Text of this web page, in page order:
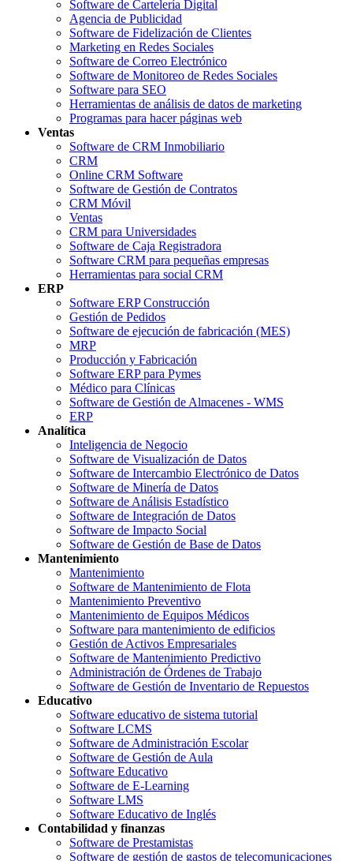
Software de Cartelería Digital
Agencia de Publicidad
Software de Fidelización de Clientes
Marketing en Redes Sociales
Software de Correo Electrónico
Software de Monitoreo de Redes Sociales
Software para SEO
Herramientas de análisis de datos de marketing
Programas para hacer páginas web
Ventas
Software de CRM Inmobiliario
CRM
Online CRM Software
Software de Gestión de Contratos
CRM Móvil
Ventas
CRM para Universidades
Software de Caja Registradora
Software CRM para pequeñas empresas
Herramientas para social CRM
ERP
Software ERP Construcción
Gestión de Pedidos
Software de ejecución de fabricación (MES)
MRP
Producción y Fabricación
Software ERP para Pymes
Médico para Clínicas
Software de Gestión de Almacenes - WMS
ERP
Analítica
Inteligencia de Negocio
Software de Visualización de Datos
Software de Intercambio Electrónico de Datos
Software de Minería de Datos
Software de Análisis Estadístico
Software de Integración de Datos
Software de Impacto Social
Software de Gestión de Base de Datos
Mantenimiento
Mantenimiento
Software de Mantenimiento de Flota
Mantenimiento Preventivo
Mantenimiento de Equipos Médicos
Software para mantenimiento de edificios
Gestión de Activos Empresariales
Software de Mantenimiento Predictivo
Administración de Órdenes de Trabajo
Software de Gestión de Inventario de Repuestos
Educativo
Software educativo de sistema tutorial
Software LCMS
Software de Administración Escolar
Software de Gestión de Aula
Software Educativo
Software de E-Learning
Software LMS
Software Educativo de Inglés
Contabilidad y finanzas
Software de Prestamistas
Software de gestión de gastos de telecomunicaciones